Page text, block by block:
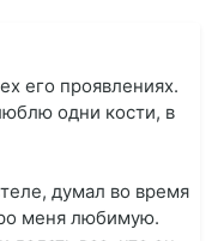
его проявлениях.
одни кости, в
думал во время
меня любимую.